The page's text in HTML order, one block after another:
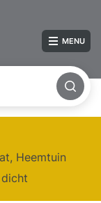
MENU
Heemtuin